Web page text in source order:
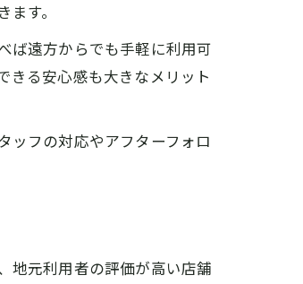
す。
ば遠方からでも手軽に利用可
きる安心感も大きなメリット
ッフの対応やアフターフォロ
地元利用者の評価が高い店舗